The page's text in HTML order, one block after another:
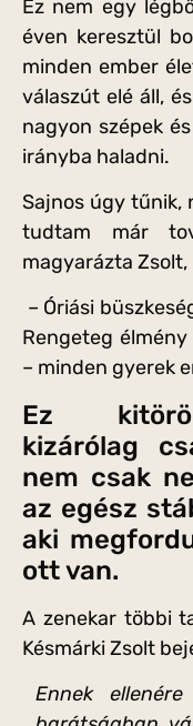
Ez nem egy
éven keresztül
minden ember
válaszút elé áll,
nagyon szépek
irányba haladni.
Sajnos úgy tűnik,
tudtam már
magyarázta
– Óriási
Rengeteg
– minden gyerek
Ez
kizárólag
nem csak
az egész
aki
ott van.
A zenekar többi
Késmárki Zsolt
Ennek